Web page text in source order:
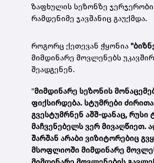
ზაფხულის სეზონზე
რამდენიმე ჯავშანიც გაუქმდა.
როგორც ქეთევან ჭყონია
მიმდინარე მოვლენებს
შეადგენენ.
"მიმდინარე სეზონის
ფიქსირდება. სტუმრები
გვესტუმრნენ აშშ-დანაც, რუსი
მაჩვენებელს ვერ მივაღწიეთ.
შარშან არაბი ვიზიტორებიც
მსოფლიოში მიმდინარე